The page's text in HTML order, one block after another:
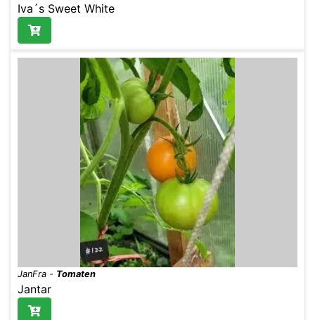
Iva´s Sweet White
JanFra - Tomaten
Jantar